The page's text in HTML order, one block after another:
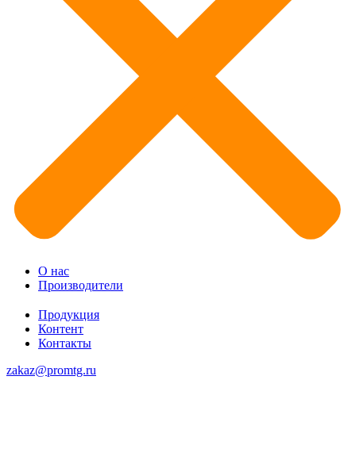
О нас
Производители
Продукция
Контент
Контакты
zakaz@promtg.ru